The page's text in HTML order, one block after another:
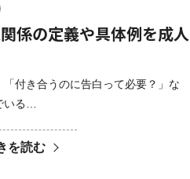
係の定義や具体例を成人
「付き合うのに告白って必要？」な
いる…
を読む